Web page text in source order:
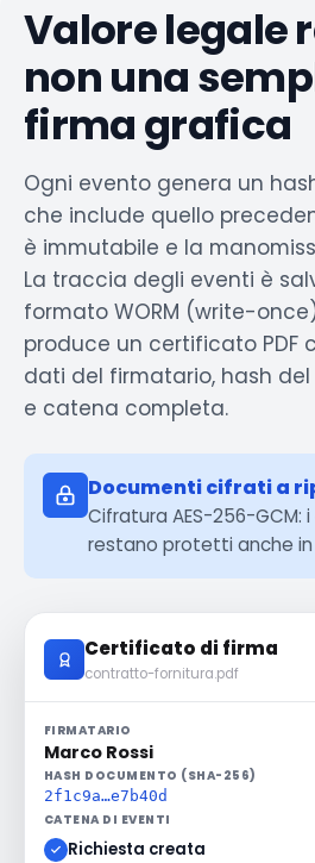
Valore legale
non una
firma grafica
Ogni evento genera un
che include quello
è immutabile e la
La traccia degli eventi è
formato WORM (write-
produce un certificato PDF
dati del firmatario, hash
e catena completa.
Documenti cifrati a
Cifratura AES-256-GCM:
restano protetti anche in
Certificato di firma
contratto-fornitura.pdf
FIRMATARIO
Marco Rossi
HASH DOCUMENTO (SHA-256)
2f1c9a…e7b40d
CATENA DI EVENTI
Richiesta creata